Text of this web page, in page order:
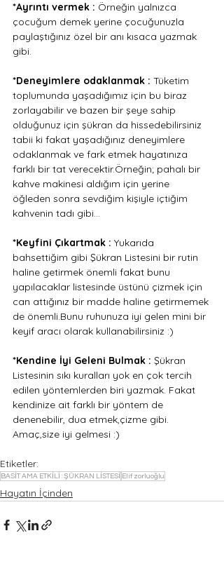
*Ayrıntı vermek : Örneğin yalnızca
çocuğum demek yerine çocuğunuzla
paylaştığınız özel bir anı kısaca yazmak
gibi.
*Deneyimlere odaklanmak : Tüketim
toplumunda yaşadığımız için bu biraz
zorlayabilir ve bazen bir şeye sahip
olduğunuz için şükran da hissedebilirsiniz
tabii ki fakat yaşadığınız deneyimlere
odaklanmak ve fark etmek hayatınıza
farklı bir tat verecektir.Örneğin; pahalı bir
kahve makinesi aldığım için yerine
öğleden sonra sevdiğim kişiyle içtiğim
kahvenin tadı gibi…
*Keyfini Çıkartmak : Yukarıda
bahsettiğim gibi Şükran Listesini bir rutin
haline getirmek önemli fakat bunu
yapılacaklar listesinde üstünü çizmek için
can attığınız bir madde haline getirmemek
de önemli.Bunu ruhunuza iyi gelen mini bir
keyif aracı olarak kullanabilirsiniz :)
*Kendine İyi Geleni Bulmak : Şükran
Listesinin sıkı kuralları yok en çok tercih
edilen yöntemlerden biri yazmak. Fakat
kendinize ait farklı bir yöntem de
denenebilir, dua etmek,çizme gibi.
Amaç,size iyi gelmesi :)
Etiketler:
BASİT AMA ETKİLİ : ŞÜKRAN LİSTESİ Elif zorluoğlu
Hayatın İçinden